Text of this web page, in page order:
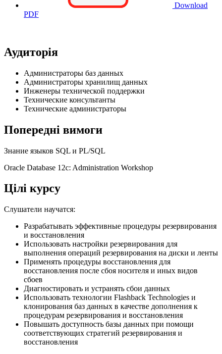
Download
PDF
Аудиторія
Администраторы баз данных
Администраторы хранилищ данных
Инженеры технической поддержки
Технические консультанты
Технические администраторы
Попередні вимоги
Знание языков SQL и PL/SQL
Oracle Database 12c: Administration Workshop
Цілі курсу
Слушатели научатся:
Разрабатывать эффективные процедуры резервирования
и восстановления
Использовать настройки резервирования для
выполнения операций резервирования на диски и ленты
Применять процедуры восстановления для
восстановления после сбоя носителя и иных видов
сбоев
Диагностировать и устранять сбои данных
Использовать технологии Flashback Technologies и
клонирования баз данных в качестве дополнения к
процедурам резервирования и восстановления
Повышать доступность базы данных при помощи
соответствующих стратегий резервирования и
восстановления